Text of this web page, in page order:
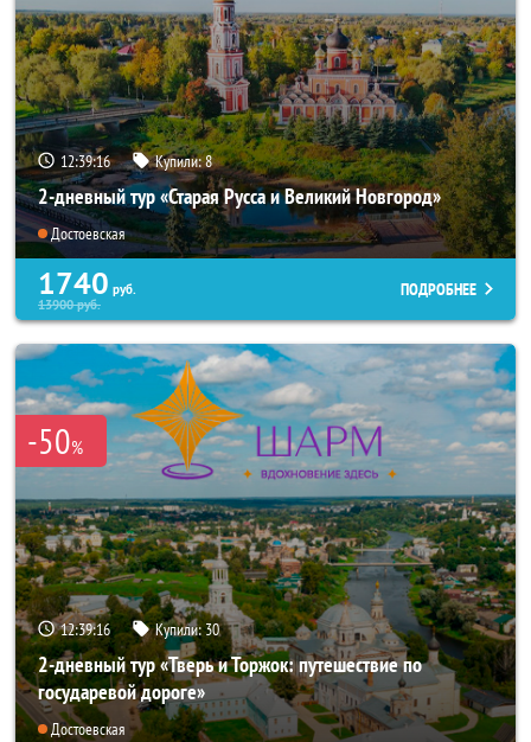
12:39:15 Купили:8
2-дневный тур «Старая Русса и Великий Новгород»
Достоевская
1740 руб.
13900руб.
ПОДРОБНЕЕ
-50%
12:39:15 Купили:30
2-дневный тур «Тверь и Торжок: путешествие по
государевой дороге»
Достоевская